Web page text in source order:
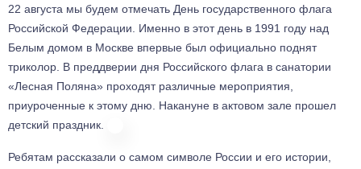
22 августа мы будем отмечать День государственного флага
Российской Федерации. Именно в этот день в 1991 году над
Белым домом в Москве впервые был официально поднят
триколор. В преддверии дня Российского флага в санатории
«Лесная Поляна» проходят различные мероприятия,
приуроченные к этому дню. Накануне в актовом зале прошел
детский праздник.
Ребятам рассказали о самом символе России и его истории,